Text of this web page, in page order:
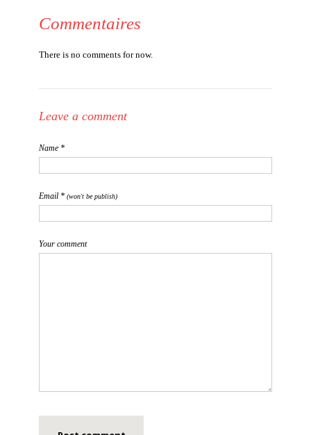
Commentaires
There is no comments for now.
Leave a comment
Name *
Email * (won't be publish)
Your comment